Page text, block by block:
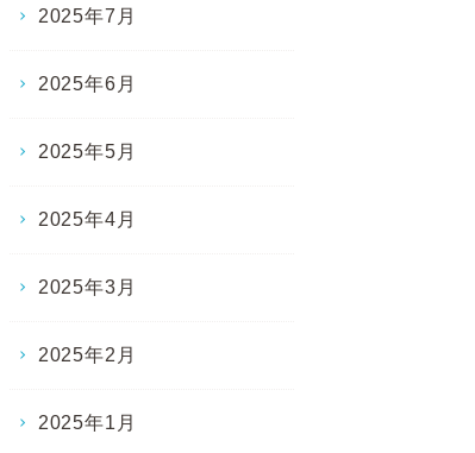
2025年7月
2025年6月
2025年5月
2025年4月
2025年3月
2025年2月
2025年1月